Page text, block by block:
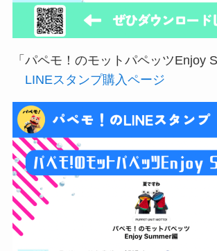
「パペモ！のモットパペッツEnjoy
LINEスタンプ購入ページ